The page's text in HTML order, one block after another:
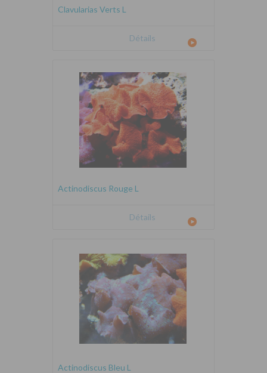
Clavularias Verts L
Détails
Actinodiscus Rouge L
Détails
Actinodiscus Bleu L